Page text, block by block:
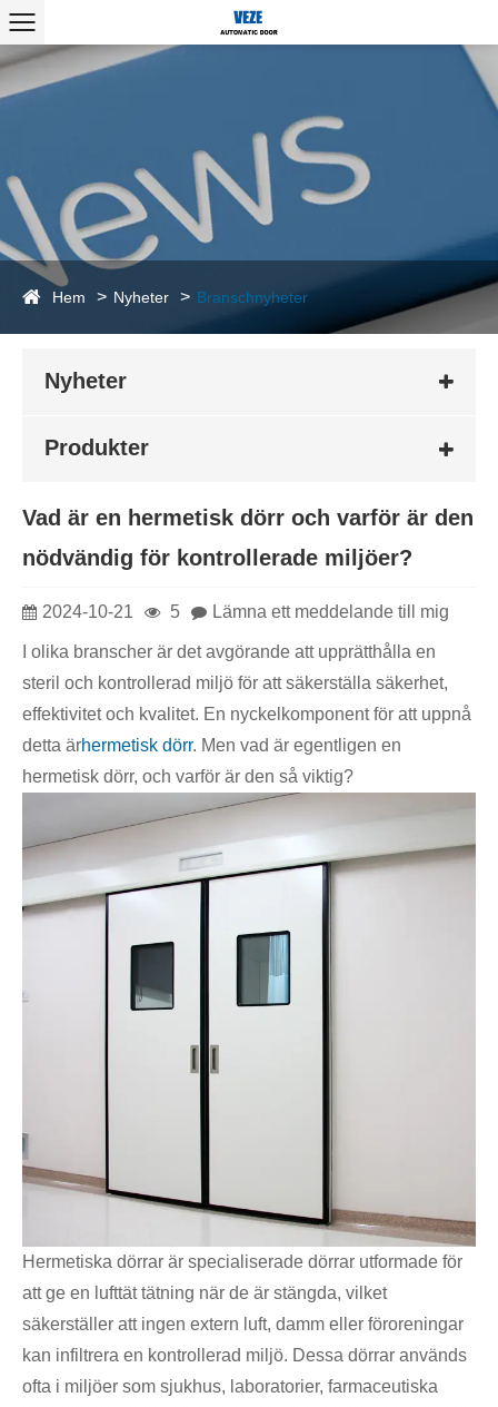
Hem Nyheter Branschnyheter
Nyheter
Produkter
Vad är en hermetisk dörr och varför är den
nödvändig för kontrollerade miljöer?
2024-10-21 5 Lämna ett meddelande till mig
I olika branscher är det avgörande att upprätthålla en
steril och kontrollerad miljö för att säkerställa säkerhet,
effektivitet och kvalitet. En nyckelkomponent för att uppnå
detta ärhermetisk dörr. Men vad är egentligen en
hermetisk dörr, och varför är den så viktig?
Hermetiska dörrar är specialiserade dörrar utformade för
att ge en lufttät tätning när de är stängda, vilket
säkerställer att ingen extern luft, damm eller föroreningar
kan infiltrera en kontrollerad miljö. Dessa dörrar används
ofta i miljöer som sjukhus, laboratorier, farmaceutiska